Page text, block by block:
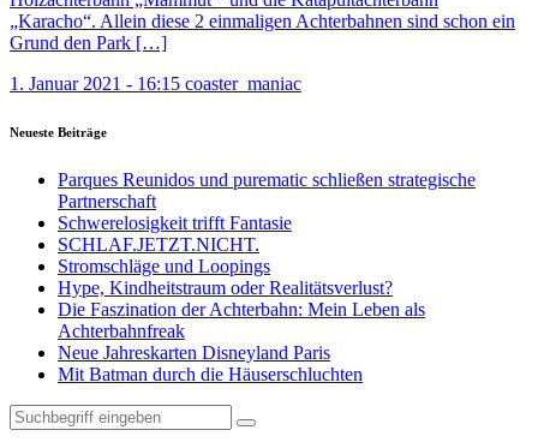
„Karacho“. Allein diese 2 einmaligen Achterbahnen sind schon ein
Grund den Park […]
1. Januar 2021 - 16:15 coaster_maniac
Neueste Beiträge
Parques Reunidos und purematic schließen strategische
Partnerschaft
Schwerelosigkeit trifft Fantasie
SCHLAF.JETZT.NICHT.
Stromschläge und Loopings
Hype, Kindheitstraum oder Realitätsverlust?
Die Faszination der Achterbahn: Mein Leben als
Achterbahnfreak
Neue Jahreskarten Disneyland Paris
Mit Batman durch die Häuserschluchten
Suche
nach: